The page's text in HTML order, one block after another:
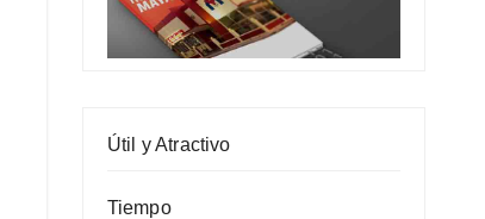
Útil y Atractivo
Tiempo